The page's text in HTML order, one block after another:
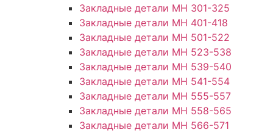
Закладные детали МН 301-325
Закладные детали МН 401-418
Закладные детали МН 501-522
Закладные детали МН 523-538
Закладные детали МН 539-540
Закладные детали МН 541-554
Закладные детали МН 555-557
Закладные детали МН 558-565
Закладные детали МН 566-571